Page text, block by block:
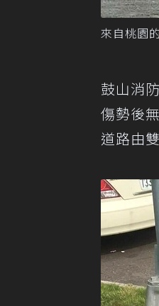
來自桃園
鼓山消
傷勢後
道路由